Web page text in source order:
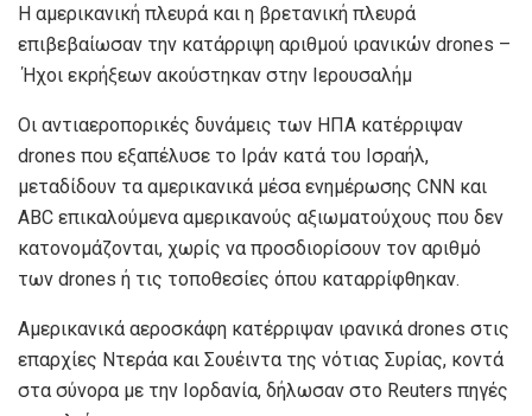
Η αμερικανική πλευρά και η βρετανική πλευρά
επιβεβαίωσαν την κατάρριψη αριθμού ιρανικών drones –
Ήχοι εκρήξεων ακούστηκαν στην Ιερουσαλήμ
Οι αντιαεροπορικές δυνάμεις των ΗΠΑ κατέρριψαν
drones που εξαπέλυσε το Ιράν κατά του Ισραήλ,
μεταδίδουν τα αμερικανικά μέσα ενημέρωσης CNN και
ABC επικαλούμενα αμερικανούς αξιωματούχους που δεν
κατονομάζονται, χωρίς να προσδιορίσουν τον αριθμό
των drones ή τις τοποθεσίες όπου καταρρίφθηκαν.
Αμερικανικά αεροσκάφη κατέρριψαν ιρανικά drones στις
επαρχίες Ντεράα και Σουέιντα της νότιας Συρίας, κοντά
στα σύνορα με την Ιορδανία, δήλωσαν στο Reuters πηγές